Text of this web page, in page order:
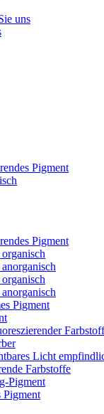
uns
Pigment
Pigment
Pigment
Farbstoff
Licht
Farbstoffe
Pigment
Pigment